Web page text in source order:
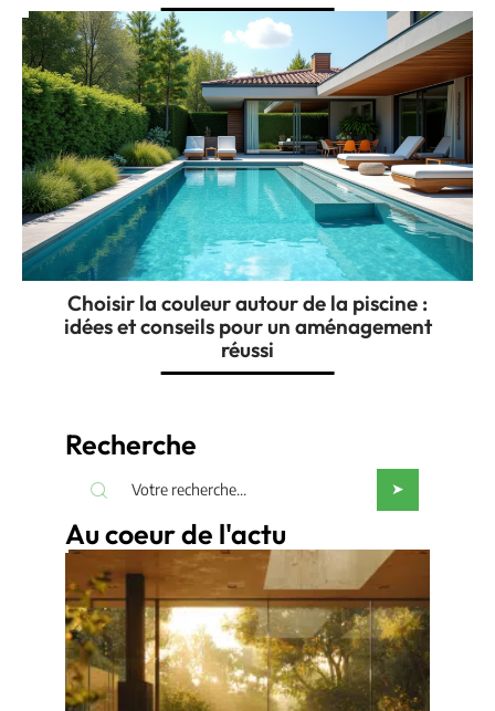
Choisir la couleur autour de la piscine :
idées et conseils pour un aménagement
réussi
Recherche
Au coeur de l'actu